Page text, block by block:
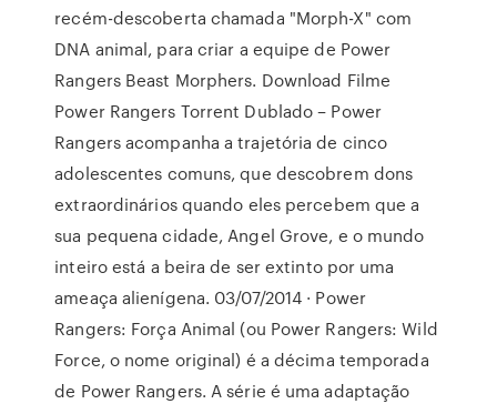
recém-descoberta chamada "Morph-X" com
DNA animal, para criar a equipe de Power
Rangers Beast Morphers. Download Filme
Power Rangers Torrent Dublado – Power
Rangers acompanha a trajetória de cinco
adolescentes comuns, que descobrem dons
extraordinários quando eles percebem que a
sua pequena cidade, Angel Grove, e o mundo
inteiro está a beira de ser extinto por uma
ameaça alienígena. 03/07/2014 · Power
Rangers: Força Animal (ou Power Rangers: Wild
Force, o nome original) é a décima temporada
de Power Rangers. A série é uma adaptação